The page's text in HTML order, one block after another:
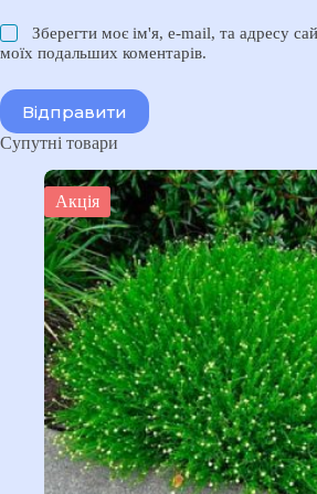
Зберегти моє ім'я, e-mail, та адресу
моїх подальших коментарів.
Відправити
Супутні товари
Акція